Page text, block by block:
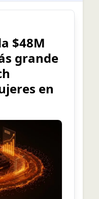
$48M
grande
en